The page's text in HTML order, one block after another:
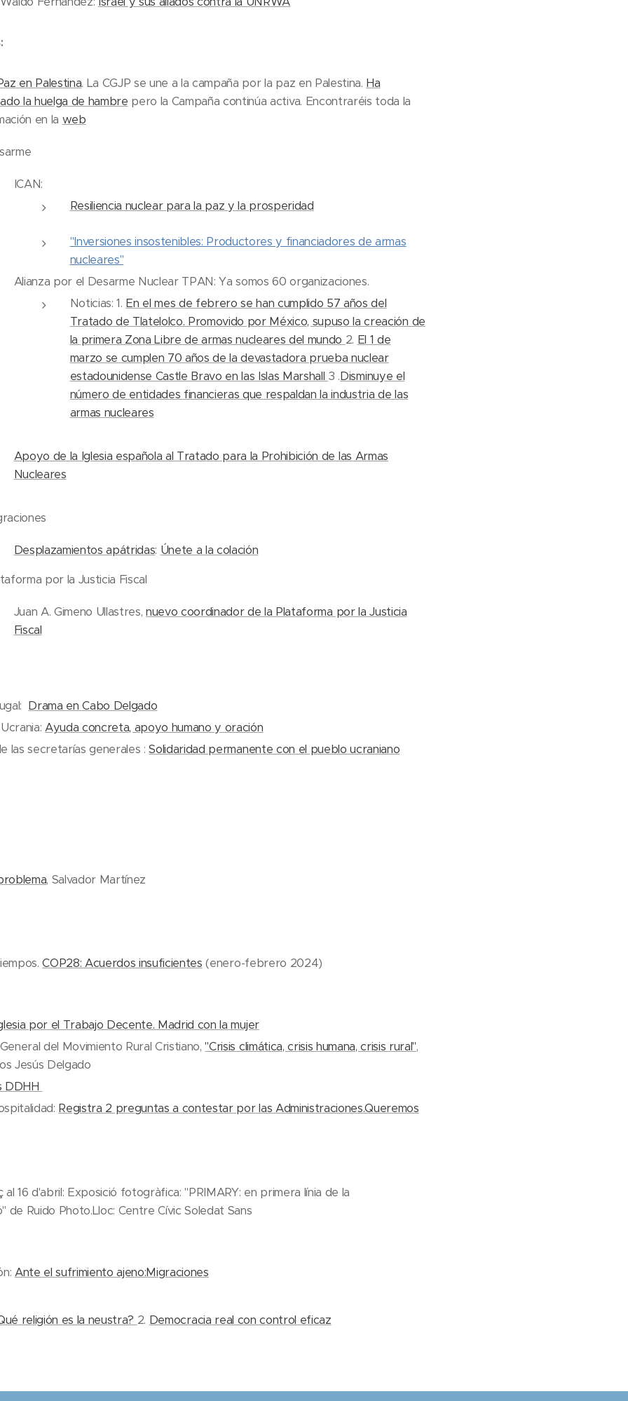
en Palestina. La CGJP se une a la campaña por la paz en Palestina. Ha
la huelga de hambre pero la Campaña continúa activa. Encontraréis toda la
en la web
ICAN:
Resiliencia nuclear para la paz y la prosperidad
"Inversiones insostenibles: Productores y financiadores de armas
nucleares"
Alianza por el Desarme Nuclear TPAN: Ya somos 60 organizaciones.
Noticias: 1. En el mes de febrero se han cumplido 57 años del
Tratado de Tlatelolco. Promovido por México, supuso la creación de
la primera Zona Libre de armas nucleares del mundo 2. El 1 de
marzo se cumplen 70 años de la devastadora prueba nuclear
estadounidense Castle Bravo en las Islas Marshall 3 .Disminuye el
número de entidades financieras que respaldan la industria de las
armas nucleares
Apoyo de la Iglesia española al Tratado para la Prohibición de las Armas
Nucleares
Desplazamientos apátridas: Únete a la colación
por la Justicia Fiscal
Juan A. Gimeno Ullastres, nuevo coordinador de la Plataforma por la Justicia
Fiscal
Drama en Cabo Delgado
Ayuda concreta, apoyo humano y oración
las secretarías generales :Solidaridad permanente con el pueblo ucraniano
, Salvador Martínez
COP28: Acuerdos insuficientes (enero-febrero 2024)
por el Trabajo Decente. Madrid con la mujer
del Movimiento Rural Cristiano,"Crisis climática, crisis humana, crisis rural",
Jesús Delgado
DDHH
Registra 2 preguntas a contestar por las Administraciones.Queremos
16 d'abril: Exposició fotogràfica: "PRIMARY: en primera línia de la
de Ruido Photo.Lloc: Centre Cívic Soledat Sans
Ante el sufrimiento ajeno:Migraciones
religión es la neustra? 2. Democracia real con control eficaz